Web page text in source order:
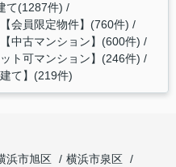
て(1287件)
会員限定物件】(760件)
中古マンション】(600件)
ト可マンション】(246件)
て】(219件)
浜市旭区
横浜市泉区